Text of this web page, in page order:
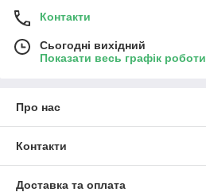
Контакти
Сьогодні вихідний
Показати весь графік роботи
Про нас
Контакти
Доставка та оплата